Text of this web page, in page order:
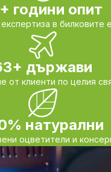
години опит
в билковите
държави
от клиенти по целия
натурални
оцветители и